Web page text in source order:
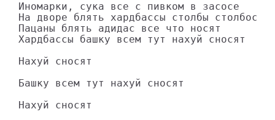
Иномарки, сука все с пивком в засосе
На дворе блять хардбассы столбы столбосят
Пацаны блять адидас все что носят
Хардбассы башку всем тут нахуй сносят
Нахуй сносят
Башку всем тут нахуй сносят
Нахуй сносят